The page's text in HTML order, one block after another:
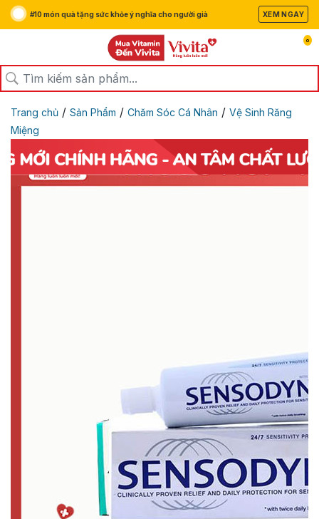
#10 món quà tặng sức khỏe ý nghĩa cho người già XEM NGAY
0
Trang chủ / Sản Phẩm / Chăm Sóc Cá Nhân / Vệ Sinh Răng
Miệng